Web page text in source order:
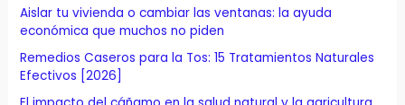
r
:
Aislar tu vivienda o cambiar las ventanas: la ayuda
económica que muchos no piden
Remedios Caseros para la Tos: 15 Tratamientos Naturales
Efectivos [2026]